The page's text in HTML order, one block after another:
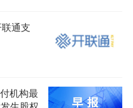
通支
机构最